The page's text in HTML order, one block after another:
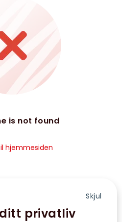
Skjul
privatliv
is not found
hjemmesiden